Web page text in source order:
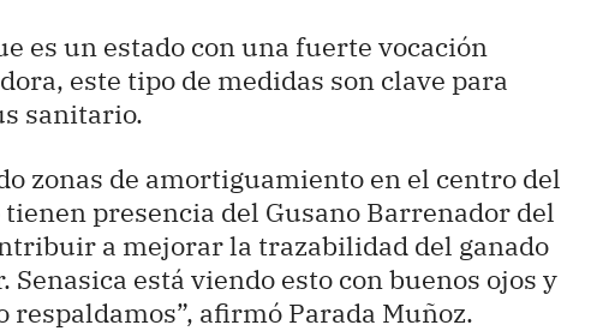
es un estado con una fuerte vocación
este tipo de medidas son clave para
sanitario.
zonas de amortiguamiento en el centro del
presencia del Gusano Barrenador del
a mejorar la trazabilidad del ganado
está viendo esto con buenos ojos y
afirmó Parada Muñoz.